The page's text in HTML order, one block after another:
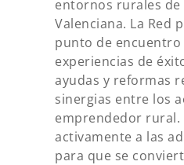
entornos rurales de
Valenciana. La Red
punto de
experiencias de
ayudas y reformas
sinergias entre los
emprendedor rural.
activamente a las
para que se